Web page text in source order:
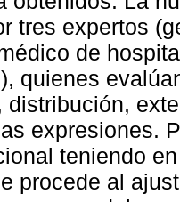
tres expertos
de
quienes
distribución,
expresiones.
teniendo
procede al